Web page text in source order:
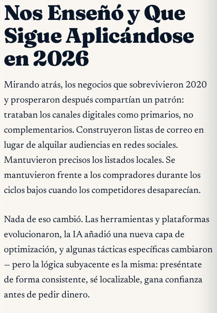
Nos Enseñó y Que
Sigue Aplicándose
en 2026
Mirando atrás, los negocios que sobrevivieron 2020
y prosperaron después compartían un patrón:
trataban los canales digitales como primarios, no
complementarios. Construyeron listas de correo en
lugar de alquilar audiencias en redes sociales.
Mantuvieron precisos los listados locales. Se
mantuvieron frente a los compradores durante los
ciclos bajos cuando los competidores desaparecían.
Nada de eso cambió. Las herramientas y plataformas
evolucionaron, la IA añadió una nueva capa de
optimización, y algunas tácticas específicas cambiaron
— pero la lógica subyacente es la misma: preséntate
de forma consistente, sé localizable, gana confianza
antes de pedir dinero.